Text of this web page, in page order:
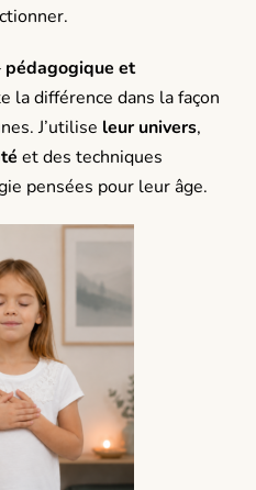
pédagogique et
la différence dans la façon
J’utilise leur univers,
et des techniques
pensées pour leur âge.